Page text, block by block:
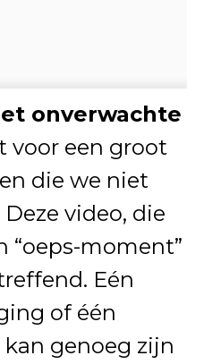
onverwachte
voor een groot
die we niet
video, die
“oeps-moment”
Eén
of één
genoeg zijn